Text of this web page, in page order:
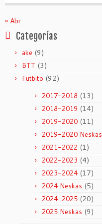
« Abr
Categorías
ake (9)
BTT (3)
Futbito (92)
2017-2018 (13)
2018-2019 (14)
2019-2020 (11)
2019-2020 Neskas
2021-2022 (1)
2022-2023 (4)
2023-2024 (17)
2024 Neskas (5)
2024-2025 (20)
2025 Neskas (9)